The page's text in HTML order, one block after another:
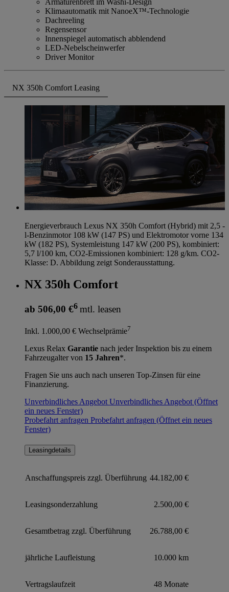
Klimaautomatik mit NanoeX™-Technologie
Dachreeling
Regensensor
Innenspiegel automatisch abblendend
LED-Nebelscheinwerfer
Driver Monitor
NX 350h Comfort Leasing
Energieverbrauch Lexus NX 350h Comfort (Hybrid) mit 2,5 -
l-Benzinmotor 108 kW (147 PS) und Elektromotor vorne 134
kW (182 PS), Systemleistung 147 kW (200 PS), kombiniert:
5,7 l/100 km, CO2-Emissionen kombiniert: 128 g/km. CO2-
Klasse: D. Abbildung zeigt Sonderausstattung.
NX 350h Comfort
ab 506,00 €6 mtl. leasen
Inkl. 1.000,00 € Wechselprämie7
Lexus Relax Garantie nach jeder Inspektion bis zu einem
Fahrzeugalter von 15 Jahren*.
Fragen Sie uns auch nach unseren Top-Zinsen für eine
Finanzierung.
Unverbindliches Angebot Unverbindliches Angebot (Öffnet
ein neues Fenster)
Probefahrt anfragen Probefahrt anfragen (Öffnet ein neues
Fenster)
Leasingdetails
Anschaffungspreis zzgl. Überführung 44.182,00 €
Leasingsonderzahlung 2.500,00 €
Gesamtbetrag zzgl. Überführung 26.788,00 €
jährliche Laufleistung 10.000 km
Vertragslaufzeit 48 Monate